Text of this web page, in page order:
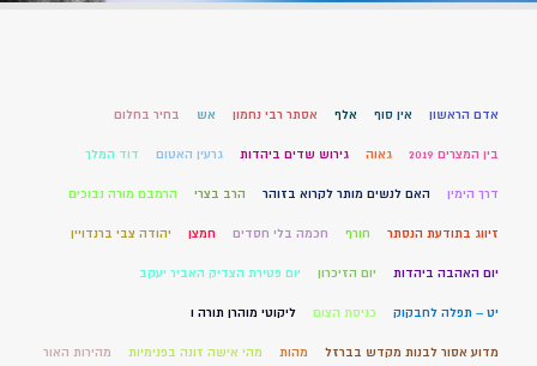
אדם הראשון אין סוף אלף אסתר רבי נחמון אש בחיר בחלום
בין המצרים 2019 גאוה גירוש שדים ביהדות גרעין האטום דוד המלך
דרך הימין האם לנשים מותר לקרוא בזוהר הרב בצרי הרמבם מורה נבוכים
זיווג בתודעת הנסתר חורף חכמה בלי חסדים חמצן יהודה צבי ברנדויין
יום האהבה ביהדות יום הזיכרון יום פטירת הצדיק האביר יעקב
יט – תפלה לחבקוק כניסת הצום ליקוטי מוהרן תורה ו
מדוע אסור לבנות מקדש בברזל מהות מהי אישה זונה בפנימיות מהירות האור